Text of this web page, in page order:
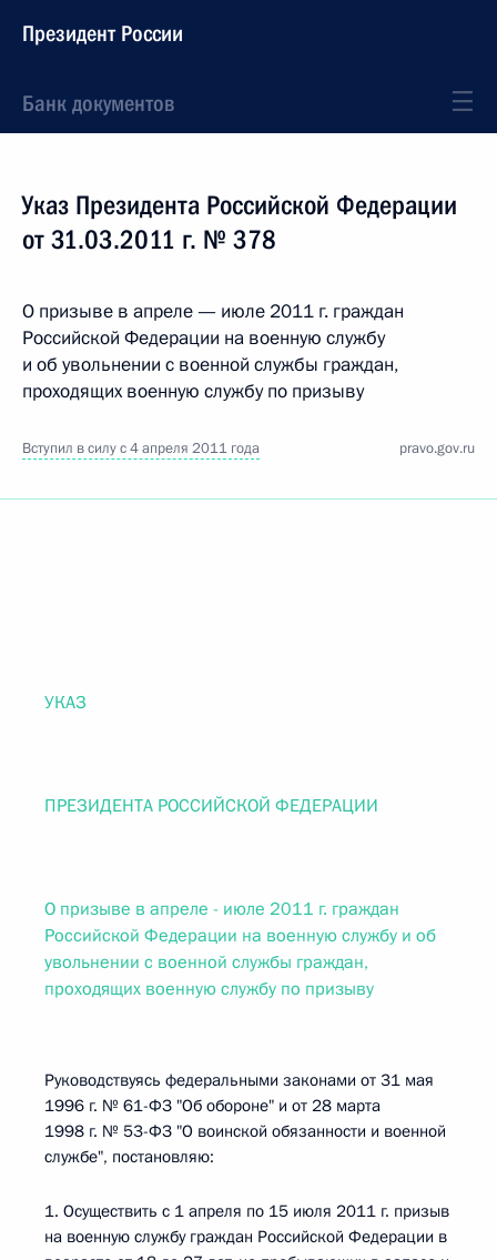
Президент России
Банк документов
Указ Президента Российской Федерации
от 31.03.2011 г. № 378
О призыве в апреле — июле 2011 г. граждан
Российской Федерации на военную службу
и об увольнении с военной службы граждан,
проходящих военную службу по призыву
Вступил в силу с 4 апреля 2011 года pravo.gov.ru
УКАЗ
ПРЕЗИДЕНТА РОССИЙСКОЙ ФЕДЕРАЦИИ
О призыве в апреле - июле 2011 г. граждан
Российской Федерации на военную службу и об
увольнении с военной службы граждан,
проходящих военную службу по призыву
Руководствуясь федеральными законами от 31 мая
1996 г. № 61-ФЗ "Об обороне" и от 28 марта
1998 г. № 53-ФЗ "О воинской обязанности и военной
службе", постановляю:
1. Осуществить с 1 апреля по 15 июля 2011 г. призыв
на военную службу граждан Российской Федерации в